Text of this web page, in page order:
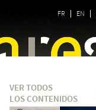
FR EN
VER TODOS
LOS CONTENIDOS